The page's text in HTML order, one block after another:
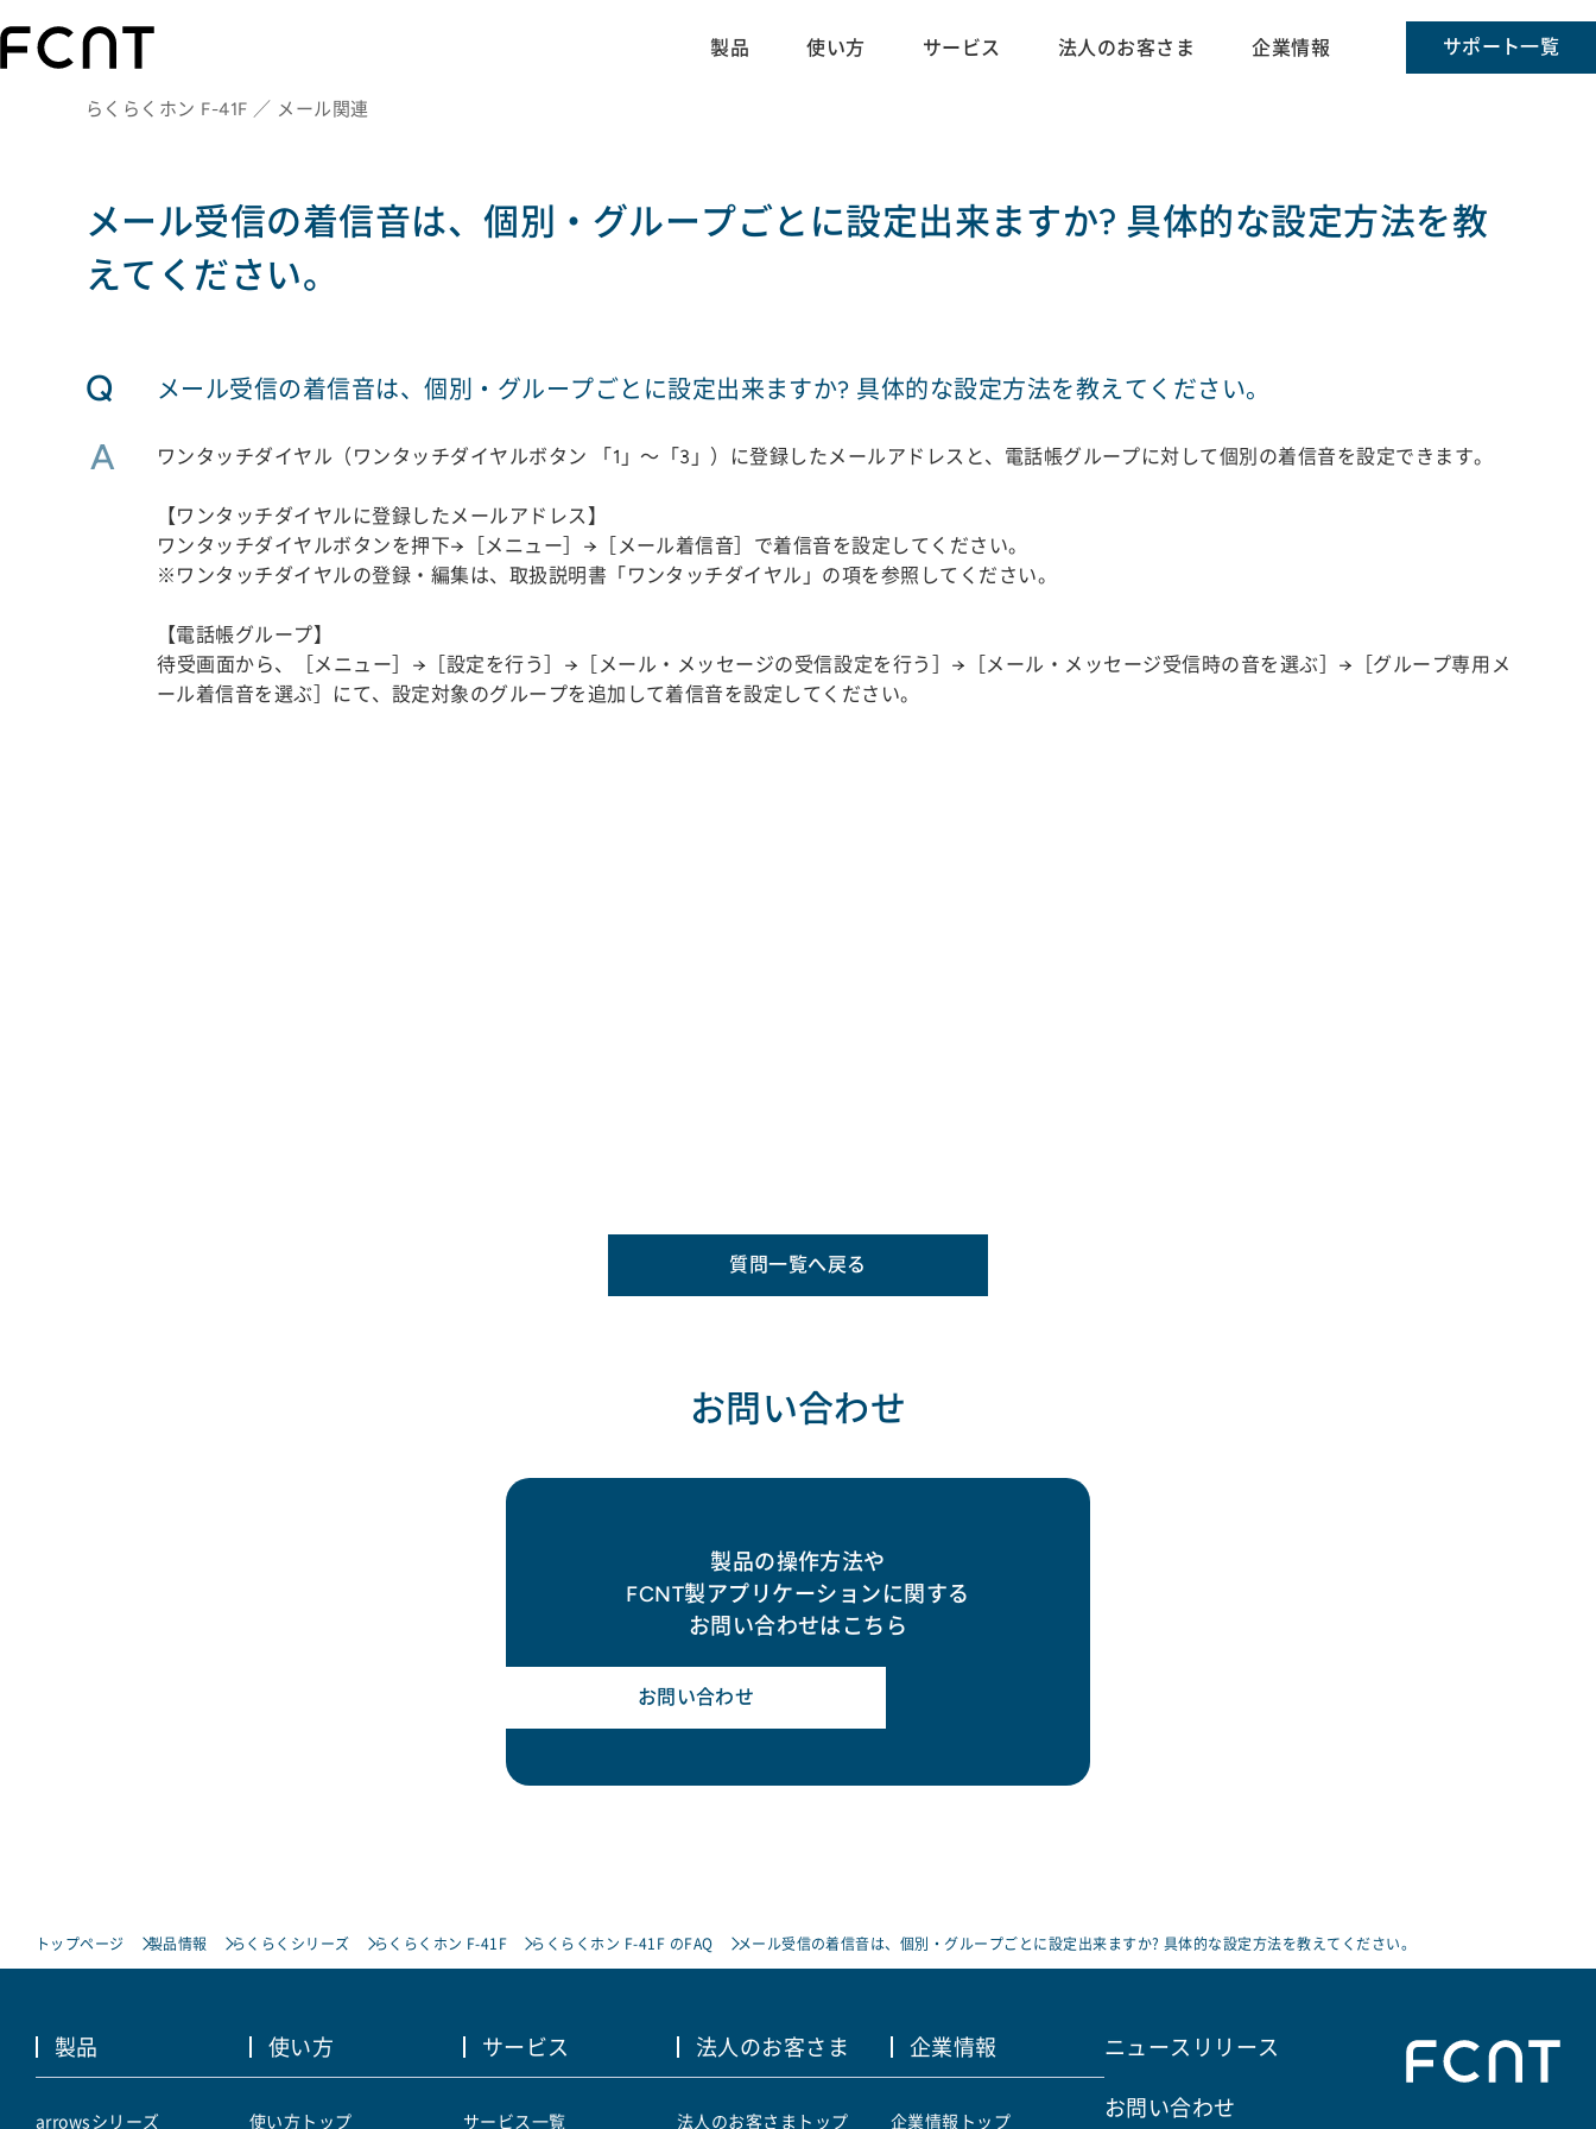
製品 使い方 サービス 法人のお客さま 企業情報 サポート一覧
らくらくホン F-41F ／ メール関連
メール受信の着信音は、個別・グループごとに設定出来ますか? 具体的な設定方法を教
えてください。
Q メール受信の着信音は、個別・グループごとに設定出来ますか? 具体的な設定方法を教えてください。
A ワンタッチダイヤル（ワンタッチダイヤルボタン 「1」～「3」）に登録したメールアドレスと、電話帳グループに対して個別の着信音を設定できます。
【ワンタッチダイヤルに登録したメールアドレス】
ワンタッチダイヤルボタンを押下→［メニュー］→［メール着信音］で着信音を設定してください。
※ワンタッチダイヤルの登録・編集は、取扱説明書「ワンタッチダイヤル」の項を参照してください。
【電話帳グループ】
待受画面から、［メニュー］→［設定を行う］→［メール・メッセージの受信設定を行う］→［メール・メッセージ受信時の音を選ぶ］→［グループ専用メ
ール着信音を選ぶ］にて、設定対象のグループを追加して着信音を設定してください。
質問一覧へ戻る
お問い合わせ
製品の操作方法や
FCNT製アプリケーションに関する
お問い合わせはこちら
お問い合わせ
トップページ 製品情報 らくらくシリーズ らくらくホン F-41F らくらくホン F-41F のFAQ メール受信の着信音は、個別・グループごとに設定出来ますか? 具体的な設定方法を教えてください。
製品
arrowsシリーズ
使い方
使い方トップ
サービス
サービス一覧
法人のお客さま
法人のお客さまトップ
企業情報
企業情報トップ
ニュースリリース
お問い合わせ